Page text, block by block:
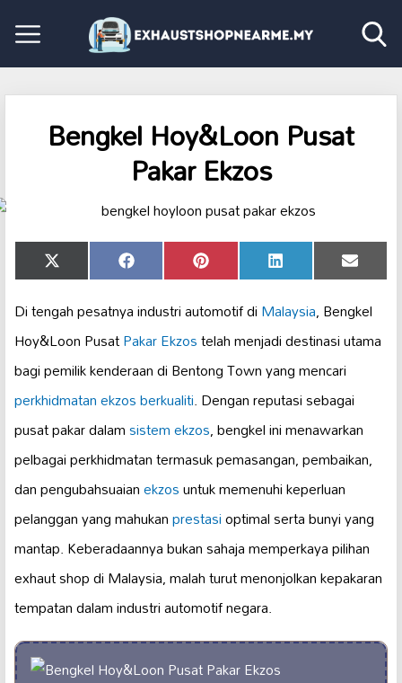
Bengkel Hoy&Loon Pusat
Pakar Ekzos
Share
on
X
(Twitter)
Share
on
Facebook Share
on
Pinterest Share
on
LinkedIn Share
on
Email
Di tengah pesatnya industri automotif diMalaysia, Bengkel
Hoy&Loon PusatPakar Ekzostelah menjadi destinasi utama
bagi pemilik kenderaan di Bentong Town yang mencari
perkhidmatan ekzos berkualiti. Dengan reputasi sebagai
pusat pakar dalamsistem ekzos, bengkel ini menawarkan
pelbagai perkhidmatan termasuk pemasangan, pembaikan,
dan pengubahsuaianekzosuntuk memenuhi keperluan
pelanggan yang mahukanprestasioptimal serta bunyi yang
mantap. Keberadaannya bukan sahaja memperkaya pilihan
exhaut shop di Malaysia, malah turut menonjolkan kepakaran
tempatan dalam industri automotif negara.